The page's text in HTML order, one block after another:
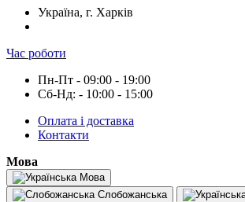
Україна, г. Харків
Час роботи
Пн-Пт - 09:00 - 19:00
Сб-Нд: - 10:00 - 15:00
Оплата і доставка
Контакти
Мова
Мова
Слобожанська